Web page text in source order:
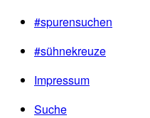
#spurensuchen
#sühnekreuze
Impressum
Suche